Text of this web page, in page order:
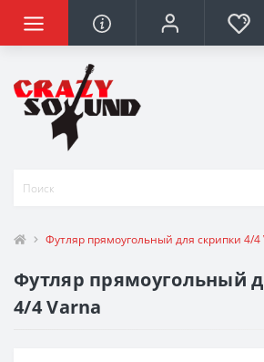
Футляр прямоугольный для скрипки 4/4
Футляр прямоугольный
4/4 Varna